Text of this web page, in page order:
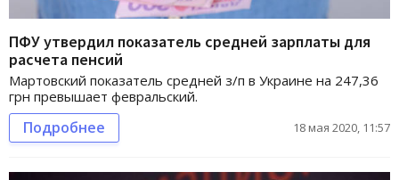
ПФУ утвердил показатель средней зарплаты для
расчета пенсий
Мартовский показатель средней з/п в Украине на 247,36
грн превышает февральский.
Подробнее 18 мая 2020, 11:57